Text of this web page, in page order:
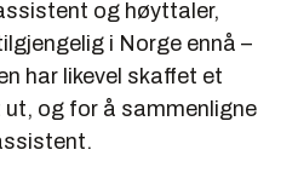
og høyttaler,
i Norge ennå –
har likevel skaffet et
og for å sammenligne